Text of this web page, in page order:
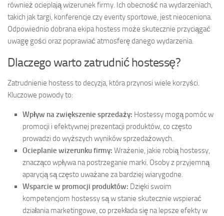
również ocieplają wizerunek firmy. Ich obecność na wydarzeniach,
takich jak targi, konferencje czy eventy sportowe, jest nieoceniona.
Odpowiednio dobrana ekipa hostess może skutecznie przyciągać
uwagę gości oraz poprawiać atmosferę danego wydarzenia.
Dlaczego warto zatrudnić hostessę?
Zatrudnienie hostess to decyzja, która przynosi wiele korzyści.
Kluczowe powody to:
Wpływ na zwiększenie sprzedaży: Hostessy mogą pomóc w
promocji i efektywnej prezentacji produktów, co często
prowadzi do wyższych wyników sprzedażowych.
Ocieplanie wizerunku firmy: Wrażenie, jakie robią hostessy,
znacząco wpływa na postrzeganie marki. Osoby z przyjemną
aparycją są często uważane za bardziej wiarygodne.
Wsparcie w promocji produktów: Dzięki swoim
kompetencjom hostessy są w stanie skutecznie wspierać
działania marketingowe, co przekłada się na lepsze efekty w